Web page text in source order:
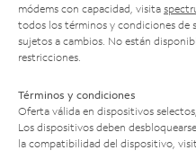
módems con capacidad, visita
todos los términos y condiciones de
sujetos a cambios. No están
restricciones.
Términos y condiciones
Oferta válida en dispositivos
Los dispositivos deben
la compatibilidad del dispositivo,